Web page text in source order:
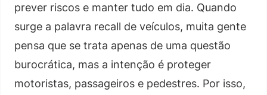
prever riscos e manter tudo em dia. Quando
surge a palavra recall de veículos, muita gente
pensa que se trata apenas de uma questão
burocrática, mas a intenção é proteger
motoristas, passageiros e pedestres. Por isso,